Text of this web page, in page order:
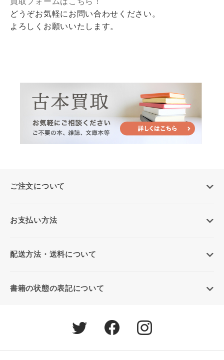
どうぞお気軽にお問い合わせください。
よろしくお願いいたします。
ご注文について
お支払い方法
配送方法・送料について
書籍の状態の表記について